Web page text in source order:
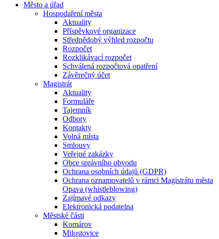
Město a úřad
Hospodaření města
Aktuality
Příspěvkové organizace
Střednědobý výhled rozpočtu
Rozpočet
Rozklikávací rozpočet
Schválená rozpočtová opatření
Závěrečný účet
Magistrát
Aktuality
Formuláře
Tajemník
Odbory
Kontakty
Volná místa
Smlouvy
Veřejné zakázky
Obce správního obvodu
Ochrana osobních údajů (GDPR)
Ochrana oznamovatelů v rámci Magistrátu města
Opava (whistleblowing)
Zajímavé odkazy
Elektronická podatelna
Městské části
Komárov
Milostovice